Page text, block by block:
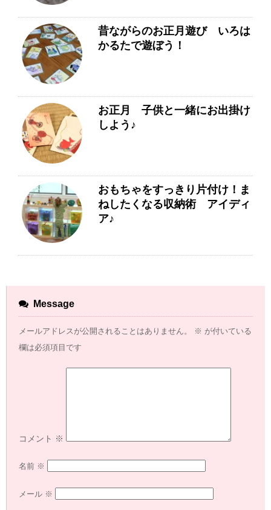
昔ながらのお正月遊び いろは
かるたで遊ぼう！
お正月 子供と一緒にお出掛け
しよう♪
おもちゃをすっきり片付け！ま
ねしたくなる収納術 アイディ
ア♪
Message
メールアドレスが公開されることはありません。 ※ が付いている
欄は必須項目です
コメント ※
名前 ※
メール ※